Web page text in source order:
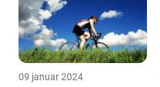
09 januar 2024